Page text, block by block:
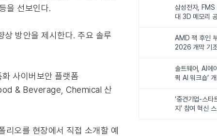
을 선보인다.
방안을 제시한다. 주요 솔루
사이버보안 플랫폼
& Beverage, Chemical 산
오를 현장에서 직접 소개할 예
삼성전자,
대 3D 메모리
AMD 잭 후인
2026 개막 기
솔트웨어, AI에
퀵 AI 워크숍’
‘중견기업-스타
지’ 참여 혁신